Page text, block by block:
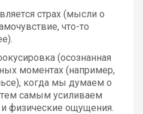
страх (мысли о
что-то
(осознанная
моментах (например,
когда мы думаем о
тем самым усиливаем
физические ощущения.